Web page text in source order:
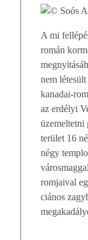
A mi
román
nem
kanadai-
az erdélyi
üzemeltetni
terület 16
négy
romjaival
ciános